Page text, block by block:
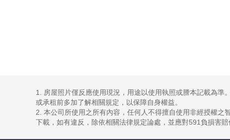
1. 房屋照片僅反應使用現況，用途以使用執照或謄本記載為
或承租前多加了解相關規定，以保障自身權益。
2. 本公司所使用之所有內容，任何人不得擅自使用非經授權之
下載，如有違反，除依相關法律規定論處，並應對591負損害